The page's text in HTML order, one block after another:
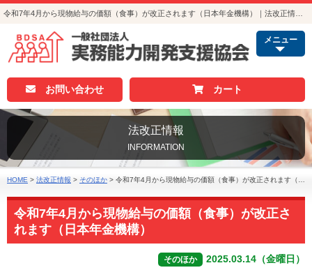
メニュー
お問い合わせ カート
法改正情報
INFORMATION
HOME > 法改正情報 > そのほか > 令和7年4月から現物給与の価額（食事）が改正されます（日本年金機構）
令和7年4月から現物給与の価額（食事）が改正さ
れます（日本年金機構）
そのほか 2025.03.14（金曜日）